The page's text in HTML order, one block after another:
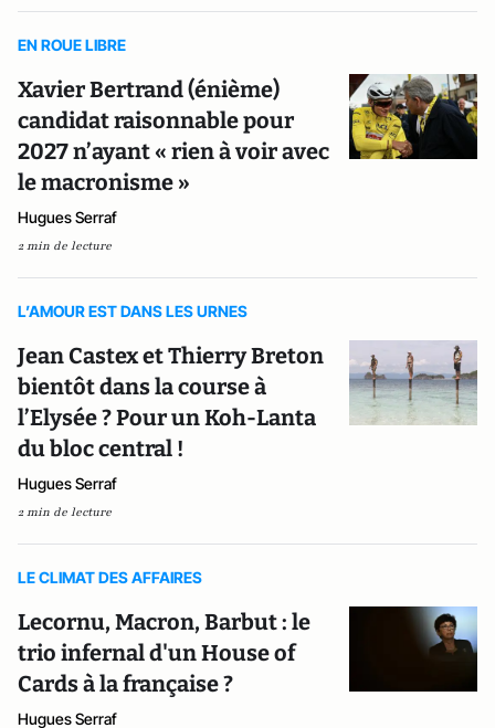
EN ROUE LIBRE
Xavier Bertrand (énième)
candidat raisonnable pour
2027 n’ayant « rien à voir avec
le macronisme »
Hugues Serraf
2 min de lecture
L’AMOUR EST DANS LES URNES
Jean Castex et Thierry Breton
bientôt dans la course à
l’Elysée ? Pour un Koh-Lanta
du bloc central !
Hugues Serraf
2 min de lecture
LE CLIMAT DES AFFAIRES
Lecornu, Macron, Barbut : le
trio infernal d'un House of
Cards à la française ?
Hugues Serraf